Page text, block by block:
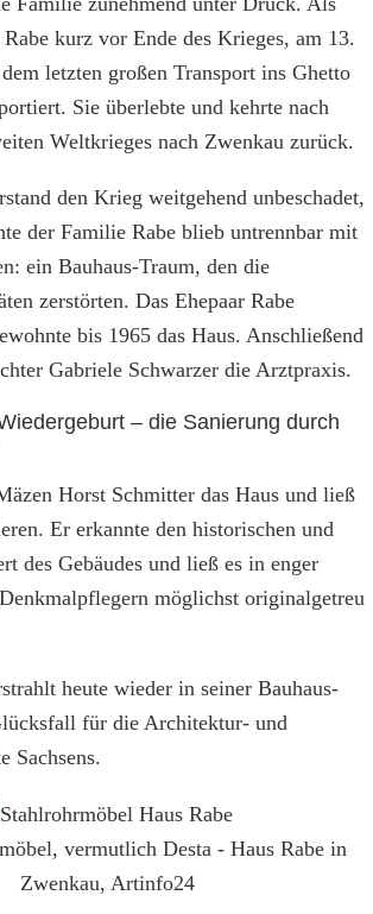
kurz vor Ende des Krieges, am 13.
letzten großen Transport ins Ghetto
Sie überlebte und kehrte nach
Weltkrieges nach Zwenkau zurück.
den Krieg weitgehend unbeschadet,
der Familie Rabe blieb untrennbar mit
ein Bauhaus-Traum, den die
zerstörten. Das Ehepaar Rabe
bis 1965 das Haus. Anschließend
Gabriele Schwarzer die Arztpraxis.
– die Sanierung durch
Horst Schmitter das Haus und ließ
Er erkannte den historischen und
des Gebäudes und ließ es in enger
möglichst originalgetreu
heute wieder in seiner Bauhaus-
für die Architektur- und
Sachsens.
vermutlich Desta - Haus Rabe in
Zwenkau, Artinfo24